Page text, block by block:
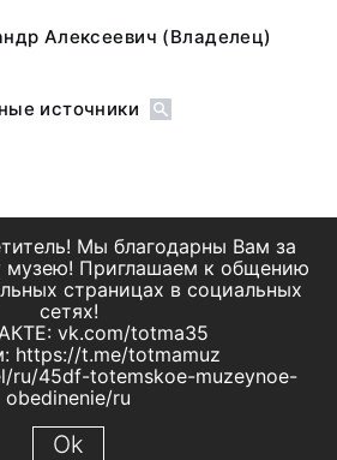
Алексеевич (Владелец)
источники
Мы благодарны Вам за
музею! Приглашаем к общению
страницах в социальных
сетях!
vk.com/totma35
https://t.me/totmamuz
ru/45df-totemskoe-muzeynoe-
obedinenie/ru
Ok